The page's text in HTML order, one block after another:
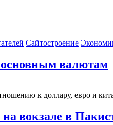
Сайтостроение
основным валютам
к доллару, евро и
вокзале в